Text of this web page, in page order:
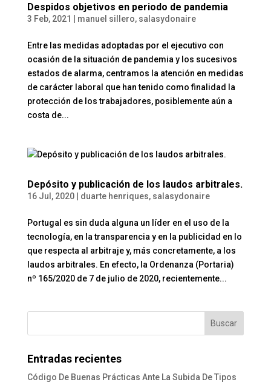
Despidos objetivos en periodo de pandemia
3 Feb, 2021 manuel sillero, salasydonaire
Entre las medidas adoptadas por el ejecutivo con
ocasión de la situación de pandemia y los sucesivos
estados de alarma, centramos la atención en medidas
de carácter laboral que han tenido como finalidad la
protección de los trabajadores, posiblemente aún a
costa de...
Depósito y publicación de los laudos arbitrales.
16 Jul, 2020| duarte henriques, salasydonaire
Portugal es sin duda alguna un líder en el uso de la
tecnología, en la transparencia y en la publicidad en lo
que respecta al arbitraje y, más concretamente, a los
laudos arbitrales. En efecto, la Ordenanza (Portaria)
nº 165/2020 de 7 de julio de 2020, recientemente...
Entradas recientes
Código De Buenas Prácticas Ante La Subida De Tipos